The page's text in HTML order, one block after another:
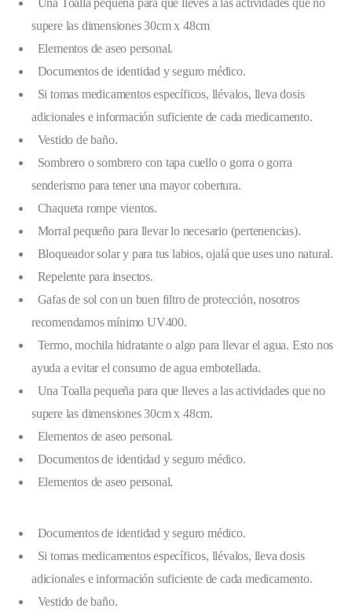
Una Toalla pequeña para que lleves a las actividades que no
supere las dimensiones 30cm x 48cm
Elementos de aseo personal.
Documentos de identidad y seguro médico.
Si tomas medicamentos específicos, llévalos, lleva dosis
adicionales e información suficiente de cada medicamento.
Vestido de baño.
Sombrero o sombrero con tapa cuello o gorra o gorra
senderismo para tener una mayor cobertura.
Chaqueta rompe vientos.
Morral pequeño para llevar lo necesario (pertenencias).
Bloqueador solar y para tus labios, ojalá que uses uno natural.
Repelente para insectos.
Gafas de sol con un buen filtro de protección, nosotros
recomendamos mínimo UV400.
Termo, mochila hidratante o algo para llevar el agua. Esto nos
ayuda a evitar el consumo de agua embotellada.
Una Toalla pequeña para que lleves a las actividades que no
supere las dimensiones 30cm x 48cm.
Elementos de aseo personal.
Documentos de identidad y seguro médico.
Elementos de aseo personal.
Documentos de identidad y seguro médico.
Si tomas medicamentos específicos, llévalos, lleva dosis
adicionales e información suficiente de cada medicamento.
Vestido de baño.